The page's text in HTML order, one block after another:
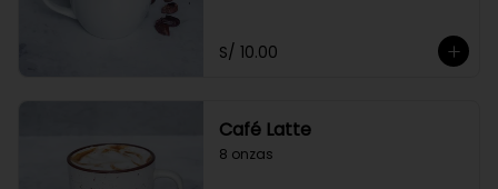
S/ 10.00
Café Latte
8 onzas